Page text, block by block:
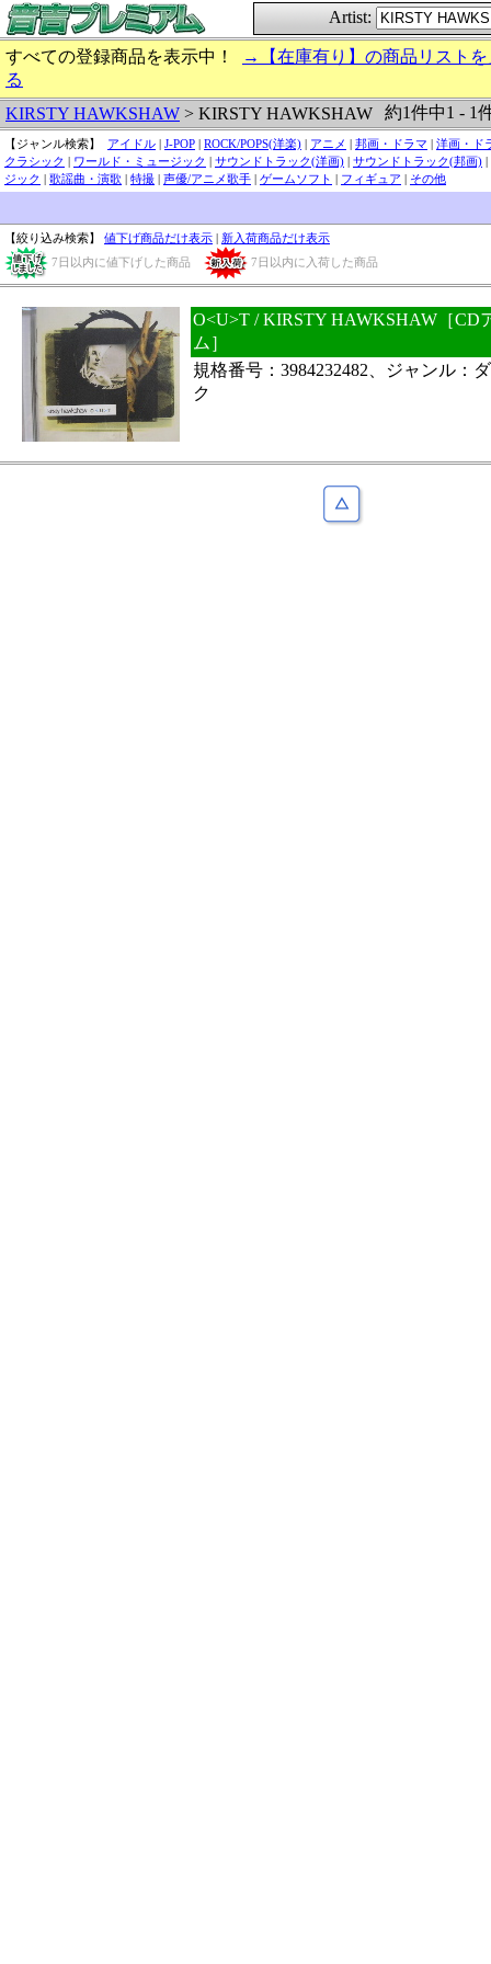
Artist:
すべての登録商品を表示中！
→【在庫有り】の商品リストを
る
KIRSTY HAWKSHAW > KIRSTY HAWKSHAW 約1件中1 - 1
【ジャンル検索】 アイドル | J-POP | ROCK/POPS(洋楽) | アニメ | 邦画・ドラマ | 洋画・ド
クラシック | ワールド・ミュージック | サウンドトラック(洋画) | サウンドトラック(邦画) |
ジック | 歌謡曲・演歌 | 特撮 | 声優/アニメ歌手 | ゲームソフト | フィギュア | その他
【絞り込み検索】 値下げ商品だけ表示 | 新入荷商品だけ表示
7日以内に値下げした商品
7日以内に入荷した商品
O<U>T / KIRSTY HAWKSHAW［CD
ム］
規格番号：3984232482、ジャンル：
ク